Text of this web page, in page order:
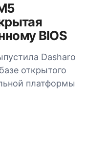
BIOS
Dasharo
открытого
платформы